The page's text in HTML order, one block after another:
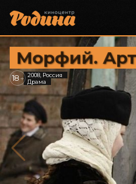
Морфий.
18 + 2008, Россия
Драма